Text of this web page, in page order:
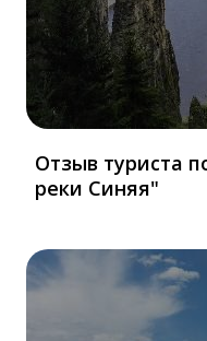
Отзыв туриста
реки Синяя"